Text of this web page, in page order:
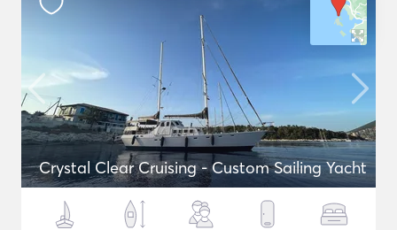
Crystal Clear Cruising - Custom Sailing Yacht